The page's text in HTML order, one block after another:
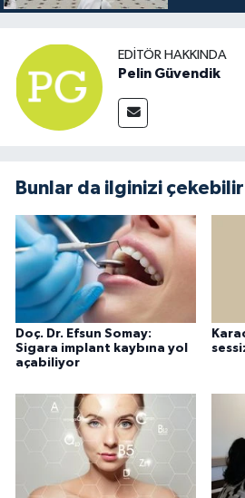
EDITÖR HAKKINDA
Pelin Güvendik
Bunlar da ilginizi çekebilir
Doç. Dr. Efsun Somay:
Sigara implant kaybına yol
açabiliyor